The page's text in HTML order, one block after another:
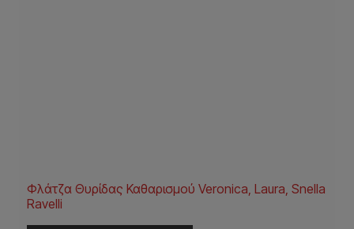
Φλάτζα Θυρίδας Καθαρισμού Veronica, Laura, Snella
Ravelli